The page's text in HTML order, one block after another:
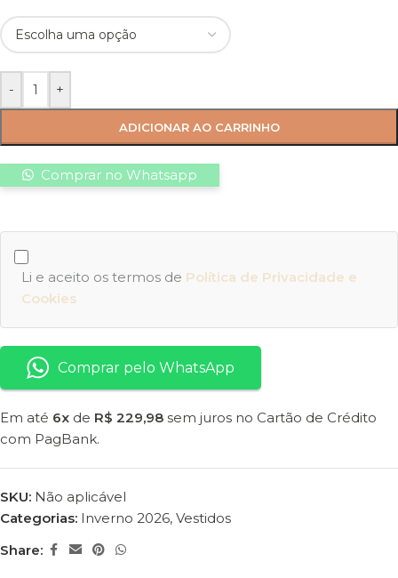
- +
ADICIONAR AO CARRINHO
Comprar no Whatsapp
Li e aceito os termos de Política de Privacidade e
Cookies
Comprar pelo WhatsApp
Em até 6x de R$ 229,98 sem juros no Cartão de Crédito
com PagBank.
SKU: Não aplicável
Categorias: Inverno 2026, Vestidos
Share: